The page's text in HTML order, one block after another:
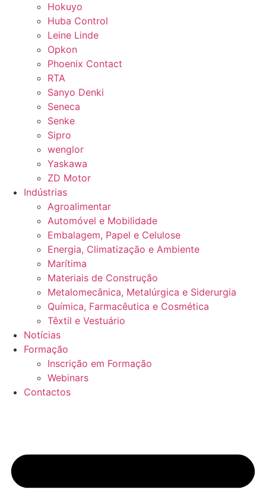
Hokuyo
Huba Control
Leine Linde
Opkon
Phoenix Contact
RTA
Sanyo Denki
Seneca
Senke
Sipro
wenglor
Yaskawa
ZD Motor
Indústrias
Agroalimentar
Automóvel e Mobilidade
Embalagem, Papel e Celulose
Energia, Climatização e Ambiente
Marítima
Materiais de Construção
Metalomecânica, Metalúrgica e Siderurgia
Química, Farmacêutica e Cosmética
Têxtil e Vestuário
Notícias
Formação
Inscrição em Formação
Webinars
Contactos